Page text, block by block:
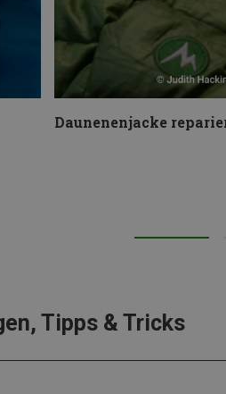
Daunenenjacke
Tipps & Tricks